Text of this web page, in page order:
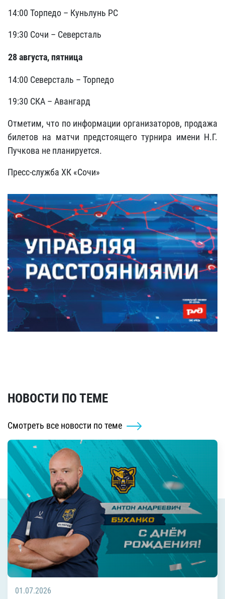
14:00 Торпедо – Куньлунь РС
19:30 Сочи – Северсталь
28 августа, пятница
14:00 Северсталь – Торпедо
19:30 СКА – Авангард
Отметим, что по информации организаторов, продажа
билетов на матчи предстоящего турнира имени Н.Г.
Пучкова не планируется.
Пресс-служба ХК «Сочи»
НОВОСТИ ПО ТЕМЕ
Смотреть все новости по теме
01.07.2026